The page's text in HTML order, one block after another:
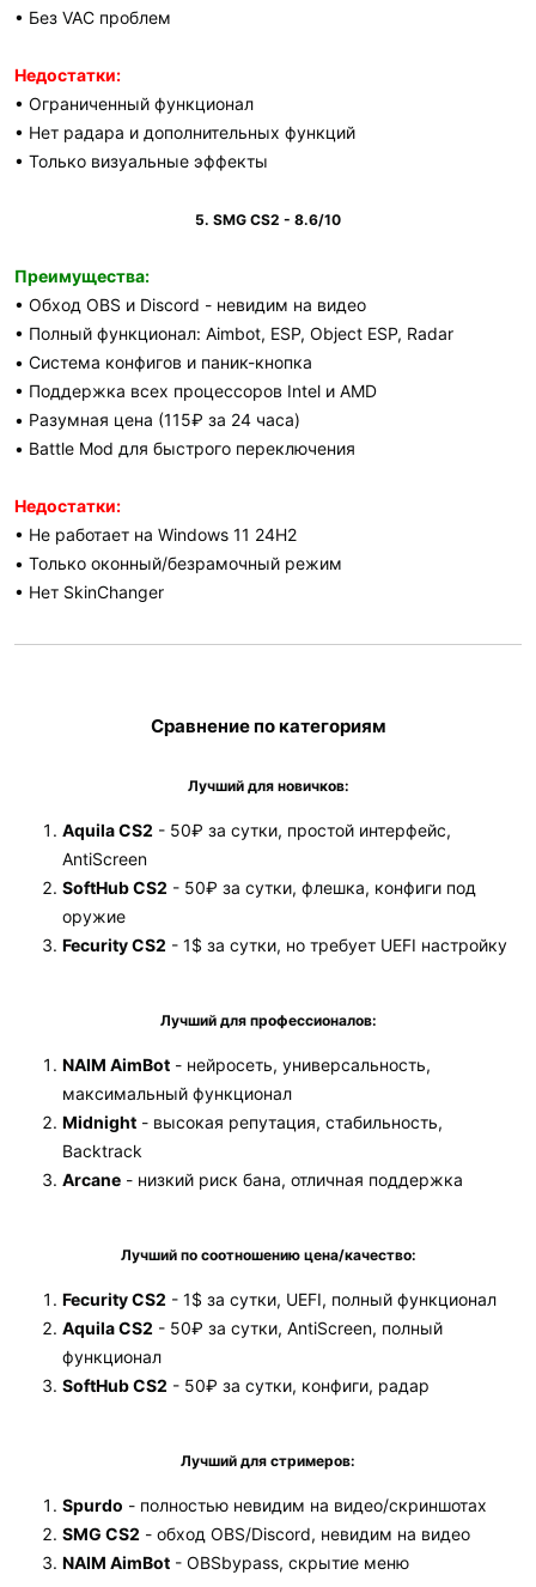
• Без VAC проблем
Недостатки:
• Ограниченный функционал
• Нет радара и дополнительных функций
• Только визуальные эффекты
5. SMG CS2 - 8.6/10
Преимущества:
• Обход OBS и Discord - невидим на видео
• Полный функционал: Aimbot, ESP, Object ESP, Radar
• Система конфигов и паник-кнопка
• Поддержка всех процессоров Intel и AMD
• Разумная цена (115₽ за 24 часа)
• Battle Mod для быстрого переключения
Недостатки:
• Не работает на Windows 11 24H2
• Только оконный/безрамочный режим
• Нет SkinChanger
Сравнение по категориям
Лучший для новичков:
Aquila CS2 - 50₽ за сутки, простой интерфейс,
AntiScreen
SoftHub CS2 - 50₽ за сутки, флешка, конфиги под
оружие
Fecurity CS2 - 1$ за сутки, но требует UEFI настройку
Лучший для профессионалов:
NAIM AimBot - нейросеть, универсальность,
максимальный функционал
Midnight - высокая репутация, стабильность,
Backtrack
Arcane - низкий риск бана, отличная поддержка
Лучший по соотношению цена/качество:
Fecurity CS2 - 1$ за сутки, UEFI, полный функционал
Aquila CS2 - 50₽ за сутки, AntiScreen, полный
функционал
SoftHub CS2 - 50₽ за сутки, конфиги, радар
Лучший для стримеров:
Spurdo - полностью невидим на видео/скриншотах
SMG CS2 - обход OBS/Discord, невидим на видео
NAIM AimBot - OBSbypass, скрытие меню